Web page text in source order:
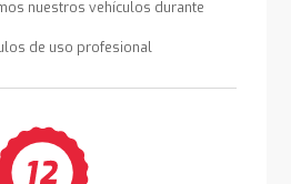
nuestros vehículos durante
de uso profesional